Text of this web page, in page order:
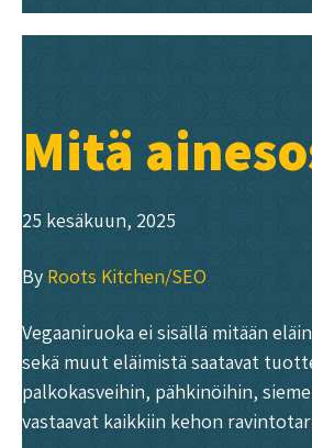
Mitä
25 kesäkuun, 2025
By Roots Kitchen/SEO
Vegaaniruoka ei sisällä mitään
sekä muut eläimistä saatavat
palkokasveihin, pähkinöihin,
vastaavat kaikkiin kehon